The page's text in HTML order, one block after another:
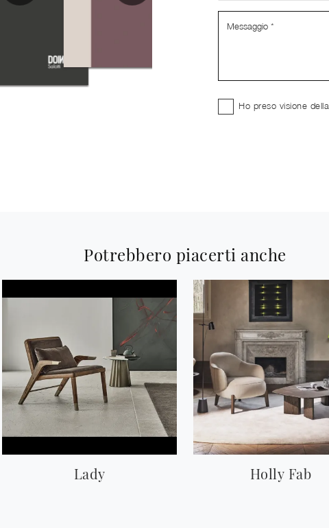
Ho preso visione della
Potrebbero piacerti anche
Lady Holly Fab